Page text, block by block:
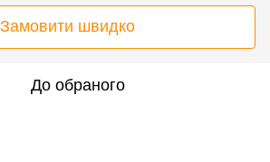
Замовити швидко
До обраного